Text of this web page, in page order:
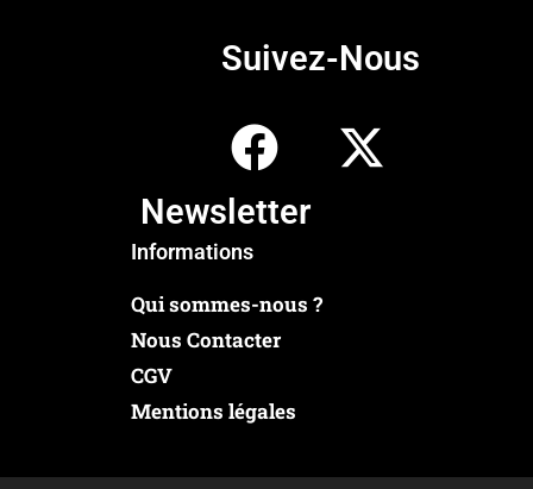
Suivez-Nous
Newsletter
Informations
Qui sommes-nous ?
Nous Contacter
CGV
Mentions légales